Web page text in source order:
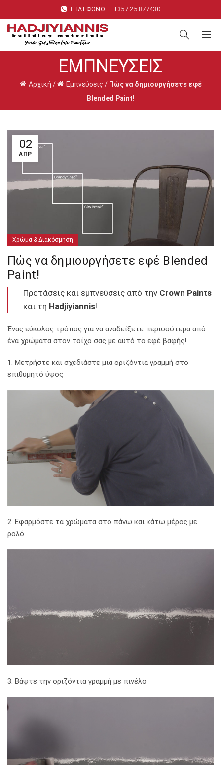
ΤΗΛΕΦΩΝΟ: +357 25 877430
ΕΜΠΝΕΎΣΕΙΣ
Αρχική / Εμπνεύσεις / Πώς να δημιουργήσετε εφέ
Blended Paint!
02
ΑΠΡ
Χρώμα & Διακόσμηση
Πώς να δημιουργήσετε εφέ Blended
Paint!
Προτάσεις και εμπνεύσεις από την Crown Paints
και τη Hadjiyiannis!
Ένας εύκολος τρόπος για να αναδείξετε περισσότερα από
ένα χρώματα στον τοίχο σας με αυτό το εφέ βαφής!
1. Μετρήστε και σχεδιάστε μια οριζόντια γραμμή στο
επιθυμητό ύψος
2. Εφαρμόστε τα χρώματα στο πάνω και κάτω μέρος με
ρολό
3. Βάψτε την οριζόντια γραμμή με πινέλο